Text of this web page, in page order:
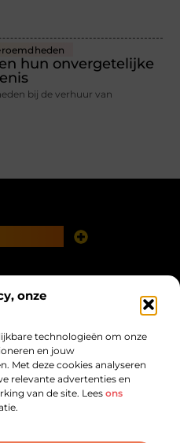
onze
technologieën om onze
en jouw
Met deze cookies analyseren
relevante advertenties en
van de site. Lees ons
en hun onvergetelijke
bij de verhuur van
jou verzameld.